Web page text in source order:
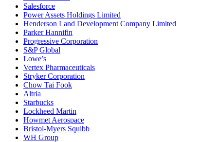
Salesforce
Power Assets Holdings Limited
Henderson Land Development Company Limited
Parker Hannifin
Progressive Corporation
S&P Global
Lowe’s
Vertex Pharmaceuticals
Stryker Corporation
Chow Tai Fook
Altria
Starbucks
Lockheed Martin
Howmet Aerospace
Bristol-Myers Squibb
WH Group